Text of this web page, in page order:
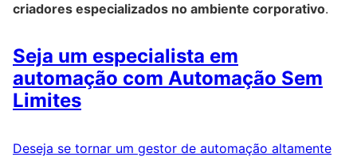
criadores especializados no ambiente corporativo.
Seja um especialista em
automação com Automação Sem
Limites
Deseja se tornar um gestor de automação altamente